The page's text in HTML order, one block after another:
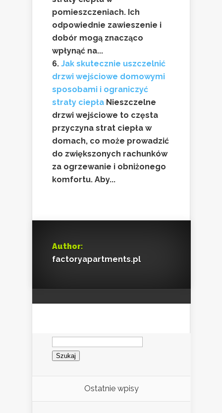
pomieszczeniach. Ich
odpowiednie zawieszenie i
dobór mogą znacząco
wpłynąć na...
Jak skutecznie uszczelnić
drzwi wejściowe domowymi
sposobami i ograniczyć
straty ciepła Nieszczelne
drzwi wejściowe to częsta
przyczyna strat ciepła w
domach, co może prowadzić
do zwiększonych rachunków
za ogrzewanie i obniżonego
komfortu. Aby...
Author:
factoryapartments.pl
Szukaj:
Ostatnie wpisy